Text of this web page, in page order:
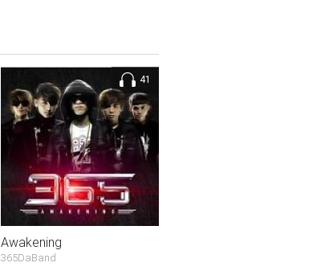
41
Awakening
365DaBand